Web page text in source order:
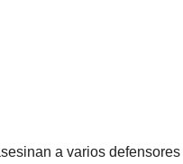
a varios defensores